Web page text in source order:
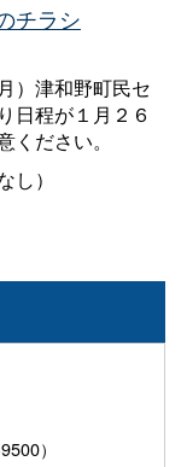
チラシ
）津和野町民セ
日程が１月２６
ださい。
し）
）